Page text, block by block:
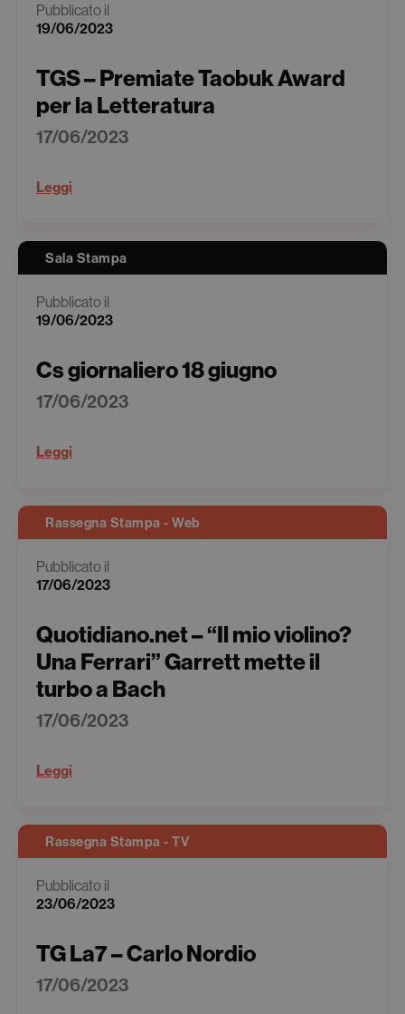
Pubblicato il
19/06/2023
TGS – Premiate Taobuk Award
per la Letteratura
17/06/2023
Leggi
Sala Stampa
Pubblicato il
19/06/2023
Cs giornaliero 18 giugno
17/06/2023
Leggi
Rassegna Stampa - Web
Pubblicato il
17/06/2023
Quotidiano.net – “Il mio violino?
Una Ferrari” Garrett mette il
turbo a Bach
17/06/2023
Leggi
Rassegna Stampa - TV
Pubblicato il
23/06/2023
TG La7 – Carlo Nordio
17/06/2023